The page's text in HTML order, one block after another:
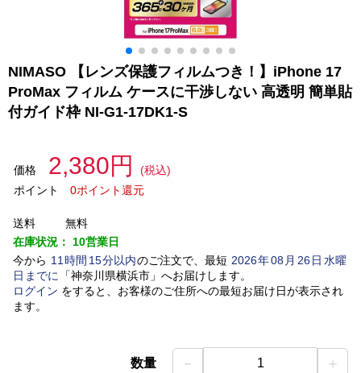
NIMASO 【レンズ保護フィルムつき！】iPhone 17
ProMax フィルム ケースに干渉しない 高透明 簡単貼
付ガイド枠 NI-G1-17DK1-S
価格 2,380円
(税込)
ポイント
0ポイント還元
送料
無料
在庫状況： 10営業日
今から 11 時間 15分以内のご注文で、最短 2026年08 月 26日水曜
日 までに 「神奈川県横浜市」 へお届けします。
ログイン をすると、お客様のご住所への最短お届け日が表示され
ます。
数量 － 1 ＋